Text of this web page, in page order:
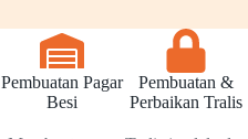
Pembuatan Pagar
Besi
Pembuatan &
Perbaikan Tralis